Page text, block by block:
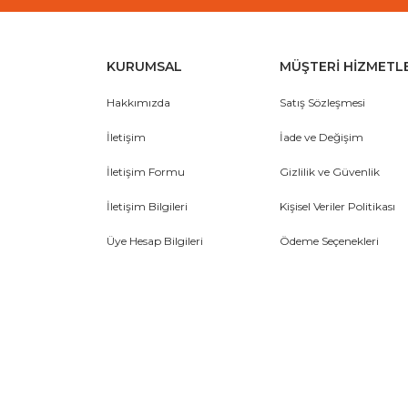
KURUMSAL
Hakkımızda
İletişim
İletişim Formu
İletişim Bilgileri
Üye Hesap Bilgileri
MÜŞTERİ
Satış Sözleşmesi
İade ve Değişim
Gizlilik ve Güvenlik
Kişisel Veriler Politikası
Ödeme Seçenekleri